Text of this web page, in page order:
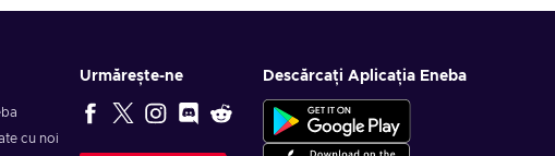
cu noi
Urmărește-ne Descărcați Aplicația Eneba